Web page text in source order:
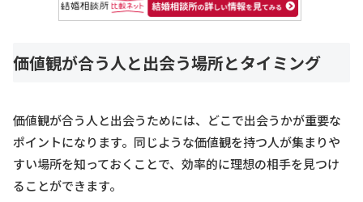
価値観が合う人と出会う場所とタイミング
価値観が合う人と出会うためには、どこで出会うかが重要な
ポイントになります。同じような価値観を持つ人が集まりや
すい場所を知っておくことで、効率的に理想の相手を見つけ
ることができます。